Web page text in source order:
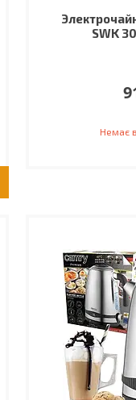
SWK
Немає